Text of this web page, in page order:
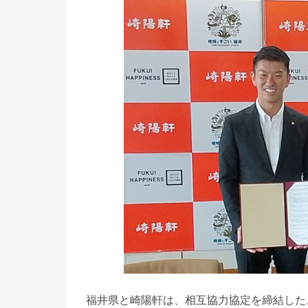
福井県と崎陽軒は、相互協力協定を締結し